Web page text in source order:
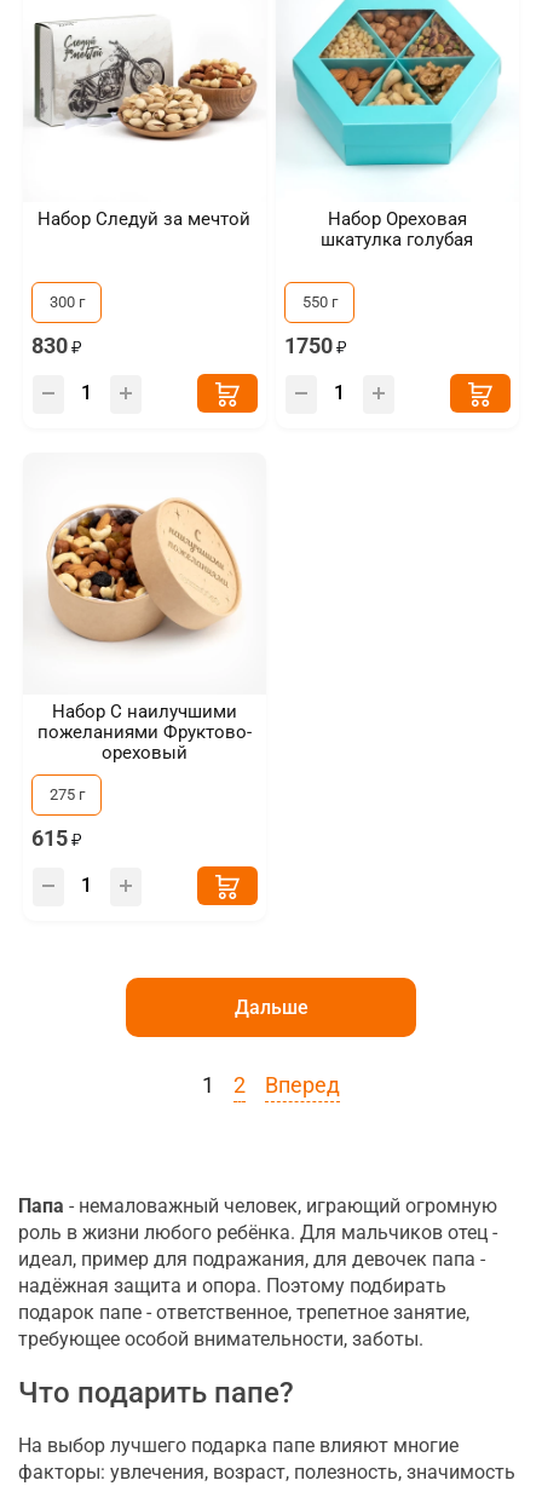
Набор Следуй за мечтой
300 г
830
Набор Ореховая
шкатулка голубая
550 г
1750
Набор С наилучшими
пожеланиями Фруктово-
ореховый
275 г
615
Дальше
1 2 Вперед
Папа - немаловажный человек, играющий огромную
роль в жизни любого ребёнка. Для мальчиков отец -
идеал, пример для подражания, для девочек папа -
надёжная защита и опора. Поэтому подбирать
подарок папе - ответственное, трепетное занятие,
требующее особой внимательности, заботы.
Что подарить папе?
На выбор лучшего подарка папе влияют многие
факторы: увлечения, возраст, полезность, значимость